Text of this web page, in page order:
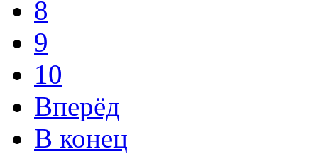
8
9
10
Вперёд
В конец